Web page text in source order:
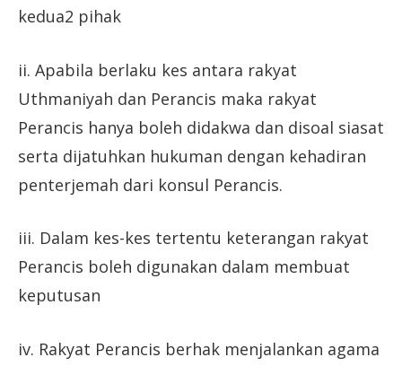
kedua2 pihak
ii. Apabila berlaku kes antara rakyat
Uthmaniyah dan Perancis maka rakyat
Perancis hanya boleh didakwa dan disoal siasat
serta dijatuhkan hukuman dengan kehadiran
penterjemah dari konsul Perancis.
iii. Dalam kes-kes tertentu keterangan rakyat
Perancis boleh digunakan dalam membuat
keputusan
iv. Rakyat Perancis berhak menjalankan agama